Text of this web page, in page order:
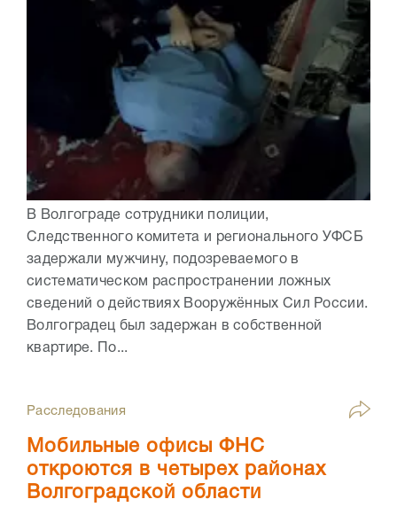
В Волгограде сотрудники полиции,
Следственного комитета и регионального УФСБ
задержали мужчину, подозреваемого в
систематическом распространении ложных
сведений о действиях Вооружённых Сил России.
Волгоградец был задержан в собственной
квартире. По...
Расследования
Мобильные офисы ФНС
откроются в четырех районах
Волгоградской области